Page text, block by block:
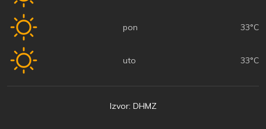
pon 33°C
uto 33°C
Izvor: DHMZ